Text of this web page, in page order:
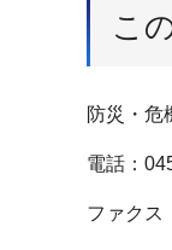
こ
防災・危
電話：
ファクス